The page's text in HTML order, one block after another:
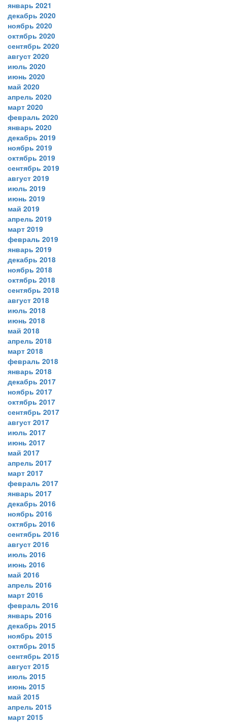
январь 2021
декабрь 2020
ноябрь 2020
октябрь 2020
сентябрь 2020
август 2020
июль 2020
июнь 2020
май 2020
апрель 2020
март 2020
февраль 2020
январь 2020
декабрь 2019
ноябрь 2019
октябрь 2019
сентябрь 2019
август 2019
июль 2019
июнь 2019
май 2019
апрель 2019
март 2019
февраль 2019
январь 2019
декабрь 2018
ноябрь 2018
октябрь 2018
сентябрь 2018
август 2018
июль 2018
июнь 2018
май 2018
апрель 2018
март 2018
февраль 2018
январь 2018
декабрь 2017
ноябрь 2017
октябрь 2017
сентябрь 2017
август 2017
июль 2017
июнь 2017
май 2017
апрель 2017
март 2017
февраль 2017
январь 2017
декабрь 2016
ноябрь 2016
октябрь 2016
сентябрь 2016
август 2016
июль 2016
июнь 2016
май 2016
апрель 2016
март 2016
февраль 2016
январь 2016
декабрь 2015
ноябрь 2015
октябрь 2015
сентябрь 2015
август 2015
июль 2015
июнь 2015
май 2015
апрель 2015
март 2015